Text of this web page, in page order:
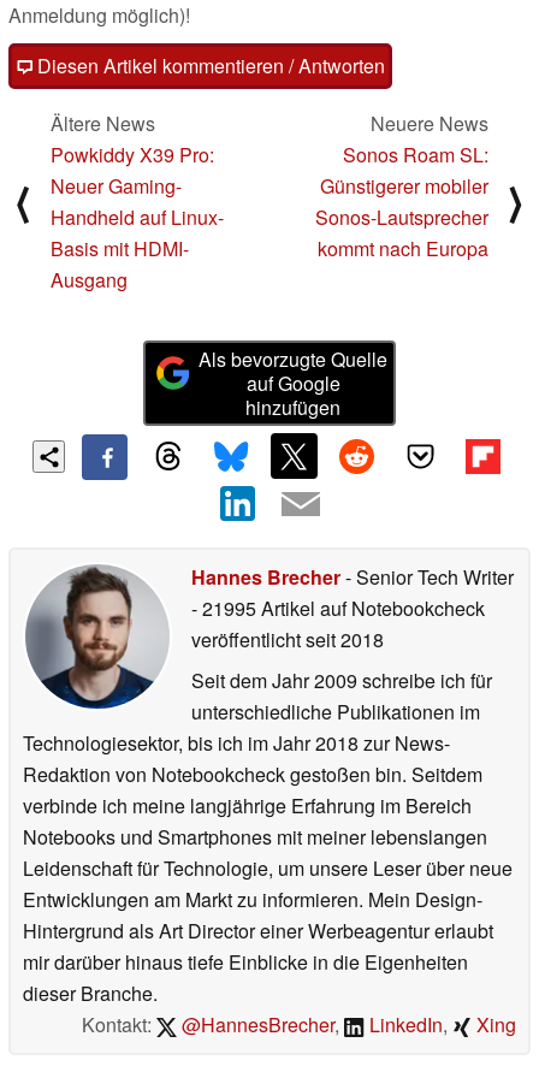
Anmeldung möglich)!
Diesen Artikel kommentieren / Antworten
⟨
Ältere News
Powkiddy X39 Pro:
Neuer Gaming-
Handheld auf Linux-
Basis mit HDMI-
Ausgang
Neuere News
Sonos Roam SL:
Günstigerer mobiler
Sonos-Lautsprecher
kommt nach Europa
⟩
Als bevorzugte Quelle
auf Google
hinzufügen
Hannes Brecher- Senior Tech Writer
- 21995 Artikel auf Notebookcheck
veröffentlichtseit 2018
Seit dem Jahr 2009 schreibe ich für
unterschiedliche Publikationen im
Technologiesektor, bis ich im Jahr 2018 zur News-
Redaktion von Notebookcheck gestoßen bin. Seitdem
verbinde ich meine langjährige Erfahrung im Bereich
Notebooks und Smartphones mit meiner lebenslangen
Leidenschaft für Technologie, um unsere Leser über neue
Entwicklungen am Markt zu informieren. Mein Design-
Hintergrund als Art Director einer Werbeagentur erlaubt
mir darüber hinaus tiefe Einblicke in die Eigenheiten
dieser Branche.
Kontakt:
@HannesBrecher, LinkedIn, Xing